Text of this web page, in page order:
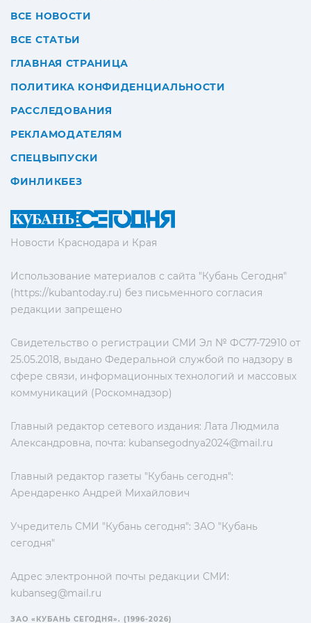
Новости Краснодара и Края
Использование материалов с сайта "Кубань Сегодня"
(https://kubantoday.ru) без письменного согласия
редакции запрещено
Свидетельство о регистрации СМИ Эл № ФС77-72910 от
25.05.2018, выдано Федеральной службой по надзору в
сфере связи, информационных технологий и массовых
коммуникаций (Роскомнадзор)
Главный редактор сетевого издания: Лата Людмила
Александровна, почта: kubansegodnya2024@mail.ru
Главный редактор газеты "Кубань сегодня":
Арендаренко Андрей Михайлович
Учредитель СМИ "Кубань сегодня": ЗАО "Кубань
сегодня"
Адрес электронной почты редакции СМИ:
kubanseg@mail.ru
ВСЕ НОВОСТИ
ВСЕ СТАТЬИ
ГЛАВНАЯ СТРАНИЦА
ПОЛИТИКА КОНФИДЕНЦИАЛЬНОСТИ
РАССЛЕДОВАНИЯ
РЕКЛАМОДАТЕЛЯМ
СПЕЦВЫПУСКИ
ФИНЛИКБЕЗ
ЗАО «КУБАНЬ СЕГОДНЯ». (1996-2026)